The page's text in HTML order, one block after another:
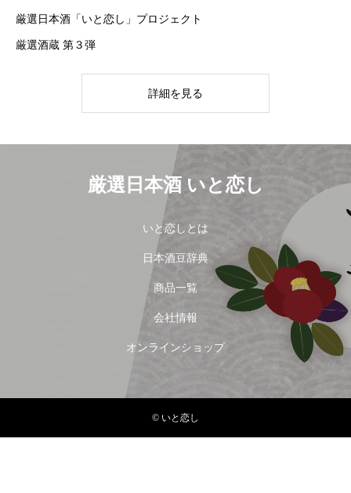
厳選日本酒「いと恋し」プロジェクト
厳選酒蔵 第３弾
詳細を見る
厳選日本酒 いと恋し
いと恋しとは
日本酒豆辞典
商品一覧
会社情報
オンラインショップ
© いと恋し